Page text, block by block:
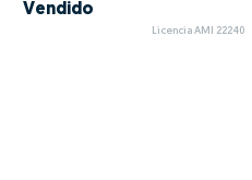
Vendido
Licencia AMI 22240